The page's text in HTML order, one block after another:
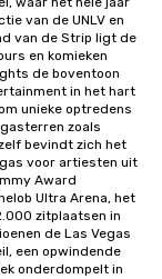
van de UNLV en
van de Strip ligt de
en komieken
de boventoon
in het hart
unieke optredens
zoals
bevindt zich het
voor artiesten uit
Award
Ultra Arena, het
zitplaatsen in
de Las Vegas
een opwindende
onderdompelt in